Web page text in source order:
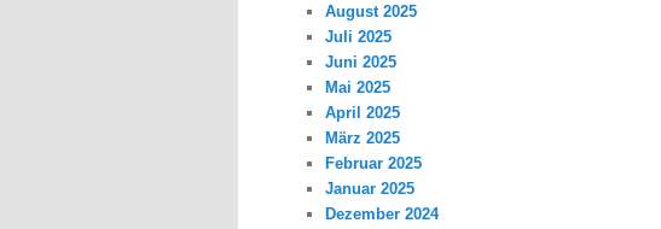
August 2025
Juli 2025
Juni 2025
Mai 2025
April 2025
März 2025
Februar 2025
Januar 2025
Dezember 2024